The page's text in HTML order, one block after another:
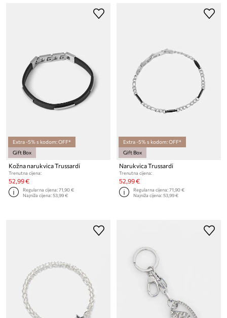
Extra -5% s kodom: OFF*
Gift Box
Kožna narukvica Trussardi
Trenutna cijena:
52,99 €
Regularna cijena:71,90 €
Najniža cijena:53,99 €
Extra -5% s kodom: OFF*
Gift Box
Narukvica Trussardi
Trenutna cijena:
52,99 €
Regularna cijena:71,90 €
Najniža cijena:53,99 €